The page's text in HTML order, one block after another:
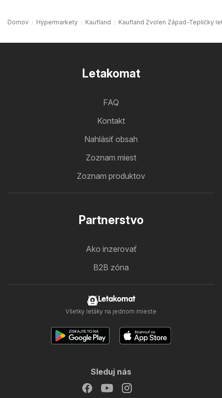
Domov Hypermarkety Kaufland Kaufland Zvolen Západ-Tepličky
Letakomat
FAQ
Kontakt
Nahlásiť obsah
Zoznam miest
Zoznam produktov
Partnerstvo
Ako inzerovať
B2B zóna
Letakomat
Všetky letáky na jednom mieste
Sleduj nás